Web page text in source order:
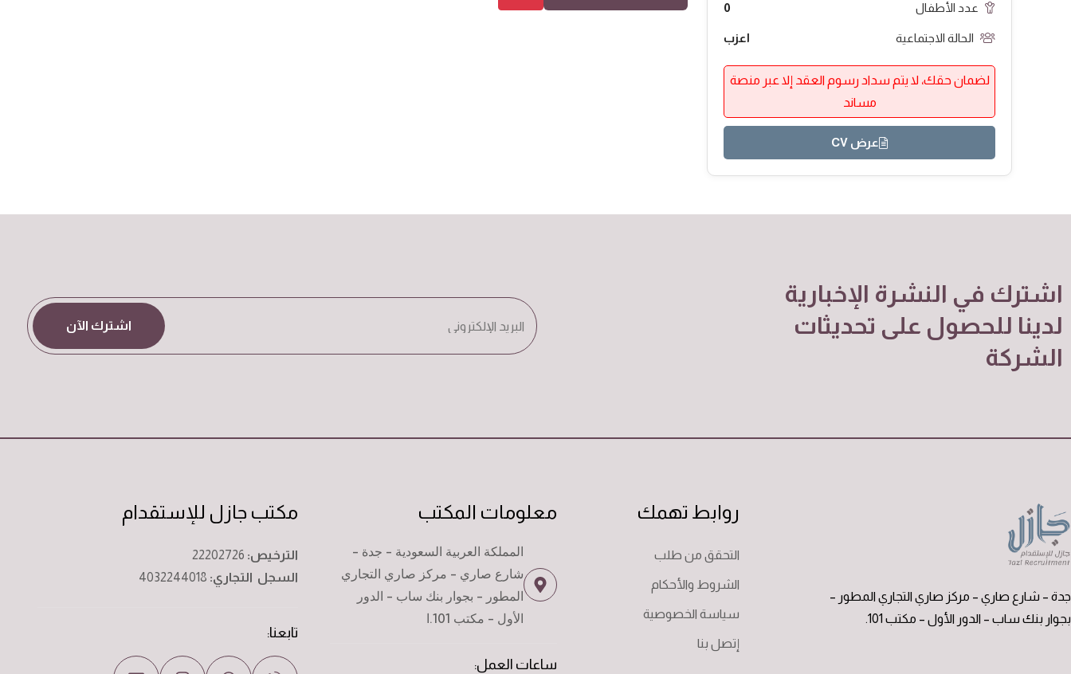
عدد الأطفال 0
الحالة الاجتماعية اعزب
لضمان حقك، لا يتم سداد رسوم العقد إلا عبر منصة
مساند
عرض CV
اشترك في النشرة الإخبارية
لدينا للحصول على تحديثات
الشركة
اشترك الآن
جدة – شارع صاري – مركز صاري التجاري المطور –
بجوار بنك ساب – الدور الأول – مكتب 101.
روابط تهمك
التحقق من طلب
الشروط والأحكام
سياسة الخصوصية
إتصل بنا
معلومات المكتب
المملكة العربية السعودية - جدة -
شارع صاري - مركز صاري التجاري
المطور - بجوار بنك ساب - الدور
الأول - مكتب 101.ا
ساعات العمل:
مكتب جازل للإستقدام
الترخيص: 22202726
السجل التجاري: 4032244018
تابعنا: